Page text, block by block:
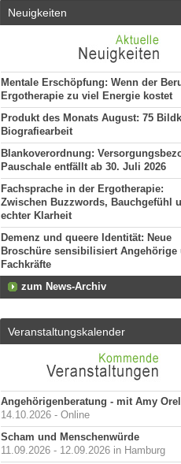
Neuigkeiten
Mentale Erschöpfung: Wenn der
Ergotherapie zu viel Energie kostet
Produkt des Monats August: 75
Biografiearbeit
Blankoverordnung:
Pauschale entfällt ab 30. Juli 2026
Fachsprache in der Ergotherapie:
Zwischen Buzzwords, Bauchgefühl
echter Klarheit
Demenz und queere Identität: Neue
Broschüre sensibilisiert Angehörige
Fachkräfte
zum News-Archiv
Veranstaltungskalender
Angehörigenberatung - mit Amy
14.10.2026 - Online
Scham und Menschenwürde
11.09.2026 - 12.09.2026 in Hamburg